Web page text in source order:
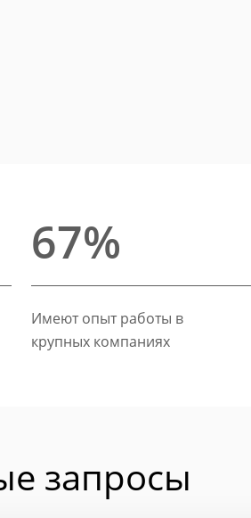
67%
Имеют опыт работы в
крупных компаниях
запросы